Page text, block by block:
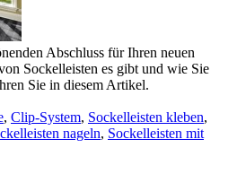
Abschluss für Ihren neuen
Sockelleisten es gibt und wie Sie
Sie in diesem Artikel.
, Clip-System, Sockelleisten kleben,
nageln, Sockelleisten mit